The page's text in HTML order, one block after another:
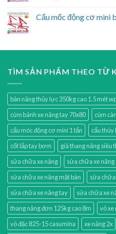
Cẩu mốc động cơ mini
TÌM SẢN PHẨM THEO TỪ
bàn nâng thủy lực 350kg cao 1.5 mét
cùm bánh xe nâng tay 70x80
cùm
cẩu móc động cơ mini 1 tấn
cẩu thủy
cốt lắp tay bơm
giá thang nâng siêu
sửa chữa xe nâng
sửa chữa xe
sửa chữa xe nâng mặt bàn
sửa
sửa chữa xe nâng tay
sửa chữa xe
thang nâng đơn 125kg cao 8m
vỏ xe
vỏ đặc 825-15 casumina
xe nâng 2x